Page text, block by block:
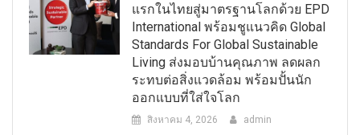
แรกในไทยสู่มาตรฐานโลกด้วย EPD
International พร้อมชูแนวคิด Global
Standards For Global Sustainable
Living ส่งมอบบ้านคุณภาพ ลดผลก
ระทบต่อสิ่งแวดล้อม พร้อมปั้นนัก
ออกแบบที่ใส่ใจโลก
สิงหาคม 4, 2026 admin